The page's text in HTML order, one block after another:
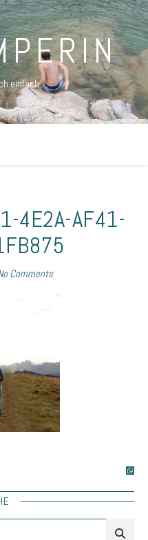
einfach …
4E2A-AF41-
Comments